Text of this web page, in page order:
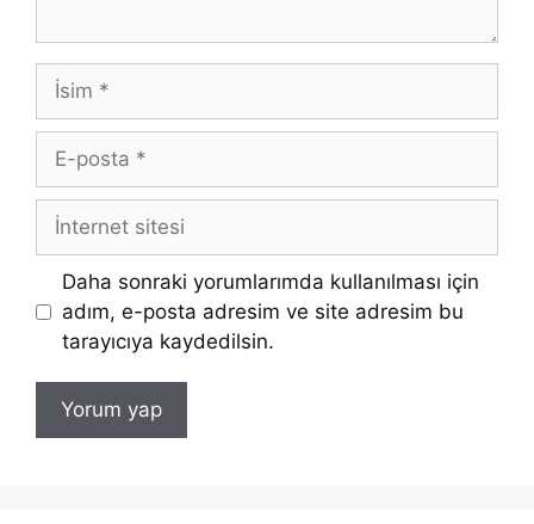
İsim
posta
İnternet
Daha sonraki yorumlarımda kullanılması için
adım, e-posta adresim ve site adresim bu
tarayıcıya kaydedilsin.